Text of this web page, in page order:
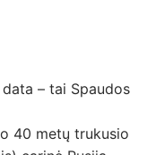
– tai Spaudos
40 metų trukusio